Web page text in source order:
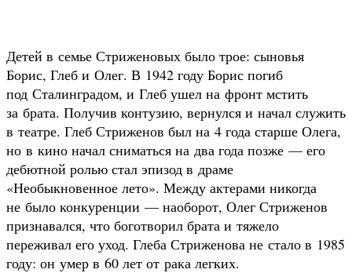
Детей в семье Стриженовых было трое: сыновья
Борис, Глеб и Олег. В 1942 году Борис погиб
под Сталинградом, и Глеб ушел на фронт мстить
за брата. Получив контузию, вернулся и начал служить
в театре. Глеб Стриженов был на 4 года старше Олега,
но в кино начал сниматься на два года позже — его
дебютной ролью стал эпизод в драме
«Необыкновенное лето». Между актерами никогда
не было конкуренции — наоборот, Олег Стриженов
признавался, что боготворил брата и тяжело
переживал его уход. Глеба Стриженова не стало в 1985
году: он умер в 60 лет от рака легких.